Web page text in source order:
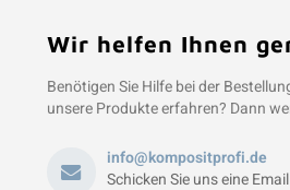
Wir helfen Ihnen
Benötigen Sie Hilfe bei der
unsere Produkte erfahren? Dann
info@kompositprofi.de
Schicken Sie uns eine Email